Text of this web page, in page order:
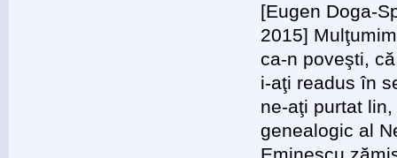
[Eugen Doga-
2015]
ca-n poveşti,
i-aţi readus în
ne-aţi purtat
genealogic al